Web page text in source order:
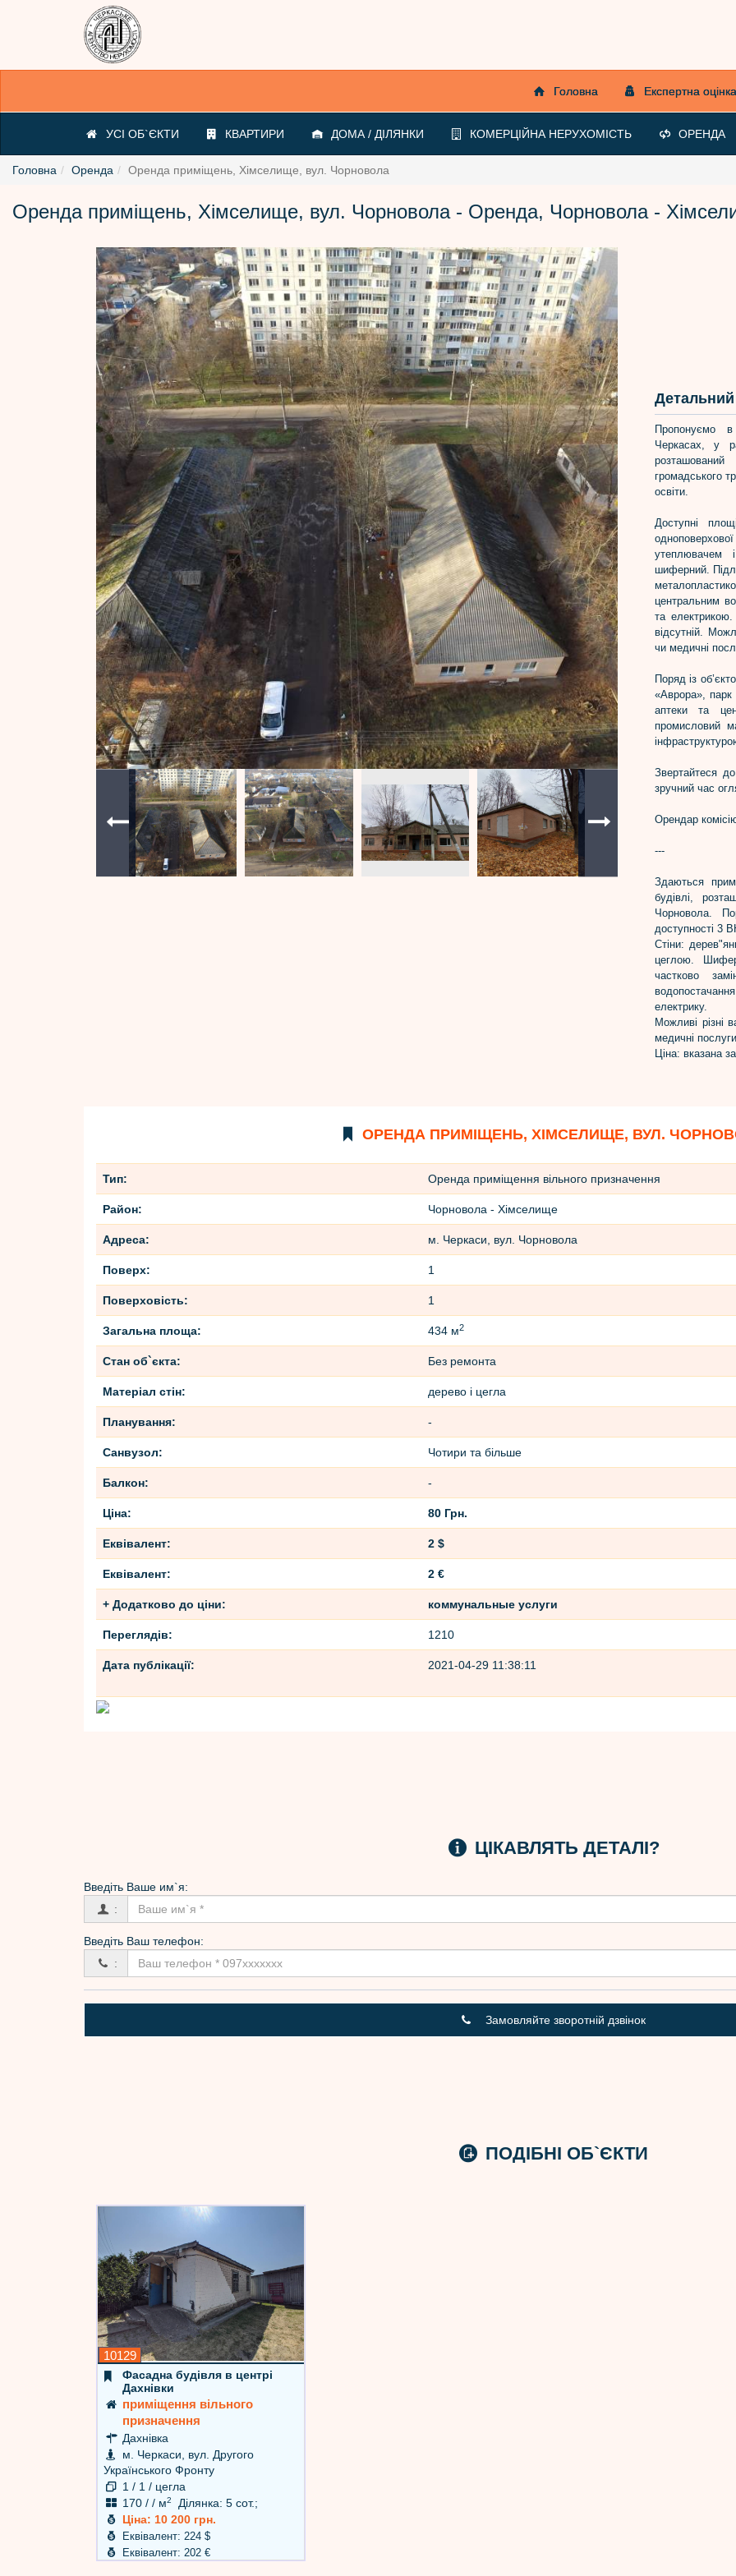
Головна Експертна
УСІ ОБ`ЄКТИ КВАРТИРИ ДОМА / ДІЛЯНКИ КОМЕРЦІЙНА НЕРУХОМІСТЬ ОРЕНДА
Головна Оренда Оренда приміщень, Хімселище, вул. Чорновола
Оренда приміщень, Хімселище, вул. Чорновола - Оренда, Чорновола -
Пропонуємо
Черкасах, у
громадського
освіти.
Доступні
утеплювачем
шиферний.
центральним
та
відсутній.
чи медичні
Поряд із
«Аврора», парк
аптеки та
промисловий
Звертайтеся
зручний час
Орендар
---
Здаються
будівлі,
Чорновола.
доступності 3
Стіни:
цеглою.
частково
електрику.
Можливі різні
медичні
Ціна: вказана
ОРЕНДА ПРИМІЩЕНЬ, ХІМСЕЛИЩЕ, ВУЛ.
Тип: Оренда приміщення вільного призначення
Район: Чорновола - Хімселище
Адреса: м. Черкаси, вул. Чорновола
Поверх: 1
Поверховість: 1
Загальна площа: 434 м2
Стан об`єкта: Без ремонта
Матеріал стін: дерево і цегла
Планування: -
Санвузол: Чотири та більше
Балкон: -
Ціна: 80 Грн.
Еквівалент: 2 $
Еквівалент: 2 €
+ Додатково до ціни: коммунальные услуги
Переглядів: 1210
Дата публікації: 2021-04-29 11:38:11
ЦІКАВЛЯТЬ ДЕТАЛІ?
Введіть Вашe им`я:
:
Введіть Ваш телефон:
:
Замовляйте зворотній дзвінок
ПОДІБНІ ОБ`ЄКТИ
10129
Фасадна будівля в центрі
Дахнівки
приміщення вільного
призначення
Дахнівка
м. Черкаси, вул. Другого
Українського Фронту
1 / 1 / цегла
170 / / м2 Ділянка: 5 сот.;
Ціна: 10 200 грн.
Еквівалент: 224 $
Еквівалент: 202 €